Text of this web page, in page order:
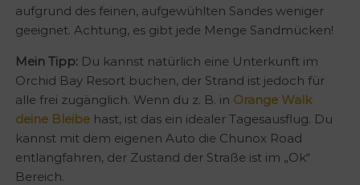
aufgrund des feinen, aufgewühlten Sandes weniger
geeignet. Achtung, es gibt jede Menge Sandmücken!
Mein Tipp:Du kannst natürlich eine Unterkunft im
Orchid Bay Resort buchen, der Strand ist jedoch für
alle frei zugänglich. Wenn du z. B. in Orange Walk
deine Bleibehast, ist das ein idealer Tagesausflug. Du
kannst mit dem eigenen Auto die Chunox Road
entlangfahren, der Zustand der Straße ist im „Ok“
Bereich.